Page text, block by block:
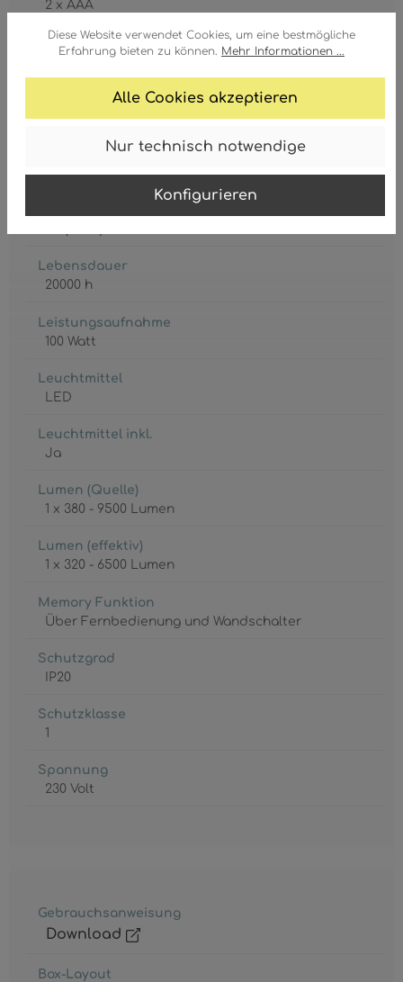
Diese Website verwendet Cookies, um eine bestmögliche
Erfahrung bieten zu können. Mehr Informationen ...
Alle Cookies akzeptieren
Nur technisch notwendige
Konfigurieren
2 x AAA
CCT1
3000 Kelvin
bis
6000 Kelvin
Lebensdauer
20000 h
Leistungsaufnahme
100 Watt
Leuchtmittel
LED
Leuchtmittel inkl.
Ja
Lumen (Quelle)
1 x 380 - 9500 Lumen
Lumen (effektiv)
1 x 320 - 6500 Lumen
Memory Funktion
Über Fernbedienung und Wandschalter
Schutzgrad
IP20
Schutzklasse
1
Spannung
230 Volt
Gebrauchsanweisung
Download
Box-Layout